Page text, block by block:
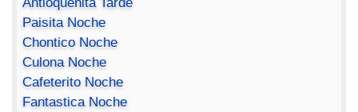
Paisita Noche
Chontico Noche
Culona Noche
Cafeterito Noche
Fantastica Noche